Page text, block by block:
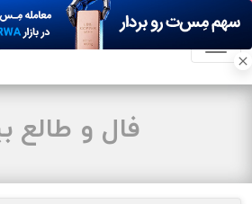
فال و طالع